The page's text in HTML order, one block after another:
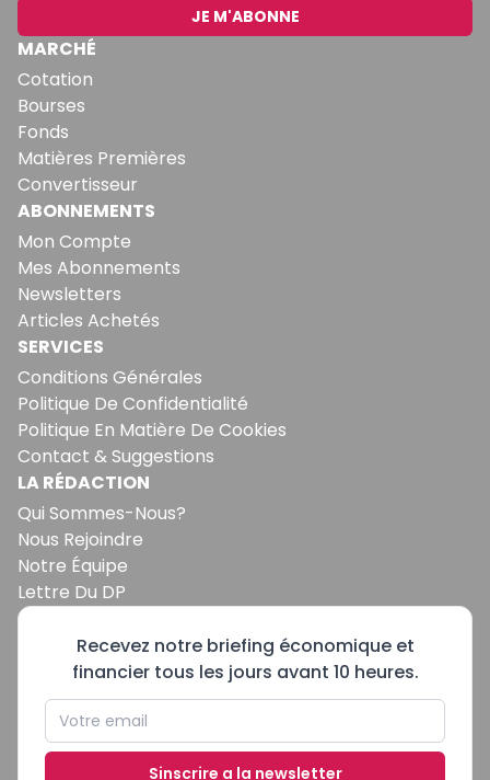
JE M'ABONNE
MARCHÉ
Cotation
Bourses
Fonds
Matières Premières
Convertisseur
ABONNEMENTS
Mon Compte
Mes Abonnements
Newsletters
Articles Achetés
SERVICES
Conditions Générales
Politique De Confidentialité
Politique En Matière De Cookies
Contact & Suggestions
LA RÉDACTION
Qui Sommes-Nous?
Nous Rejoindre
Notre Équipe
Lettre Du DP
Recevez notre briefing économique et
financier tous les jours avant 10 heures.
Sinscrire a la newsletter